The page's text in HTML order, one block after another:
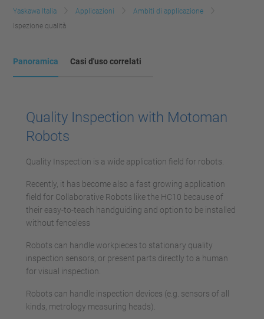
Yaskawa Italia Applicazioni
Ambiti di applicazione
Ispezione qualità
Panoramica Casi d'uso correlati
Quality Inspection with Motoman
Robots
Quality Inspection is a wide application field for robots.
Recently, it has become also a fast growing application
field for Collaborative Robots like the HC10 because of
their easy-to-teach handguiding and option to be installed
without fenceless
Robots can handle workpieces to stationary quality
inspection sensors, or present parts directly to a human
for visual inspection.
Robots can handle inspection devices (e.g. sensors of all
kinds, metrology measuring heads).